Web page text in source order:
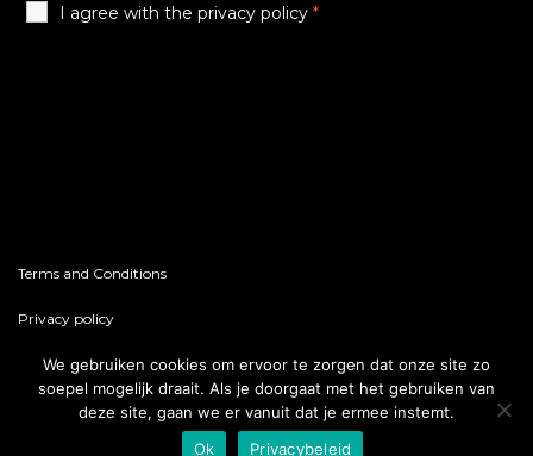
I agree with the privacy policy *
Terms and Conditions
Privacy policy
© 2026 GYO // A brand of EURO-LEDS BV
We gebruiken cookies om ervoor te zorgen dat onze site zo
soepel mogelijk draait. Als je doorgaat met het gebruiken van
deze site, gaan we er vanuit dat je ermee instemt.
Ok
Privacybeleid